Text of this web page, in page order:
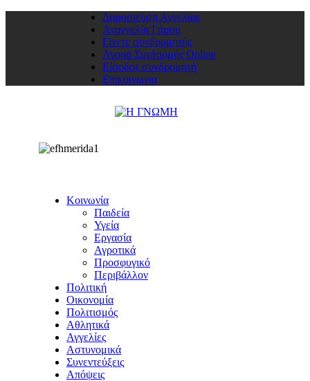
Δημοσιεύση Αγγελίας
Αναγγελία Γάμου
Γίνετε συνδρομητής
Αγορά Συνδρομής Online
Είσοδος συνδρομητή
Επικοινωνία
Κοινωνία
Παιδεία
Υγεία
Εργασία
Αγροτικά
Προσφυγικό
Περιβάλλον
Πολιτική
Οικονομία
Πολιτισμός
Αθλητικά
Αγγελίες
Αστυνομικά
Συνεντεύξεις
Απόψεις